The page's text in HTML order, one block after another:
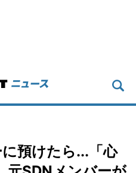
預けたら...「心